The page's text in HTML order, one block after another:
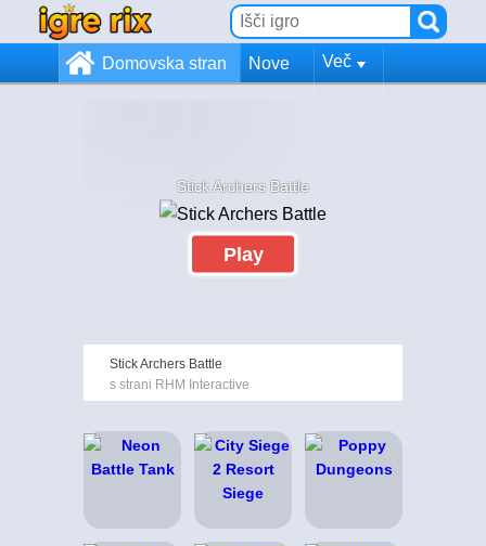
Domovska stran Nove Več
Stick Archers Battle
Play
Stick Archers Battle
s strani RHM Interactive